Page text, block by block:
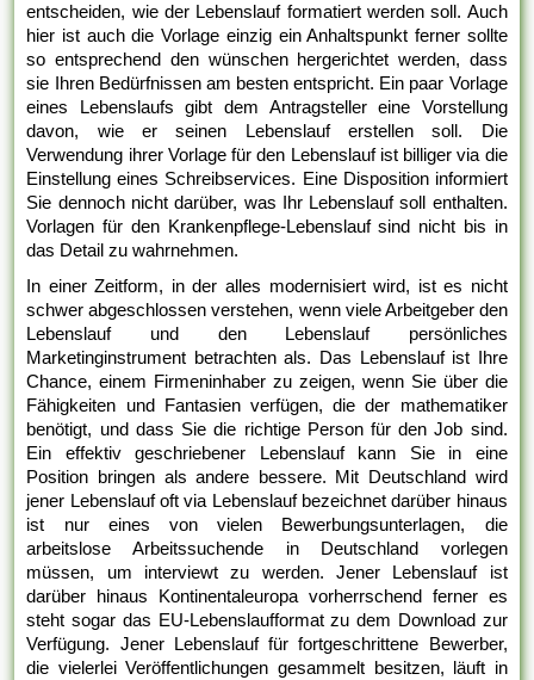
entscheiden, wie der Lebenslauf formatiert werden soll. Auch
hier ist auch die Vorlage einzig ein Anhaltspunkt ferner sollte
so entsprechend den wünschen hergerichtet werden, dass
sie Ihren Bedürfnissen am besten entspricht. Ein paar Vorlage
eines Lebenslaufs gibt dem Antragsteller eine Vorstellung
davon, wie er seinen Lebenslauf erstellen soll. Die
Verwendung ihrer Vorlage für den Lebenslauf ist billiger via die
Einstellung eines Schreibservices. Eine Disposition informiert
Sie dennoch nicht darüber, was Ihr Lebenslauf soll enthalten.
Vorlagen für den Krankenpflege-Lebenslauf sind nicht bis in
das Detail zu wahrnehmen.
In einer Zeitform, in der alles modernisiert wird, ist es nicht
schwer abgeschlossen verstehen, wenn viele Arbeitgeber den
Lebenslauf und den Lebenslauf persönliches
Marketinginstrument betrachten als. Das Lebenslauf ist Ihre
Chance, einem Firmeninhaber zu zeigen, wenn Sie über die
Fähigkeiten und Fantasien verfügen, die der mathematiker
benötigt, und dass Sie die richtige Person für den Job sind.
Ein effektiv geschriebener Lebenslauf kann Sie in eine
Position bringen als andere bessere. Mit Deutschland wird
jener Lebenslauf oft via Lebenslauf bezeichnet darüber hinaus
ist nur eines von vielen Bewerbungsunterlagen, die
arbeitslose Arbeitssuchende in Deutschland vorlegen
müssen, um interviewt zu werden. Jener Lebenslauf ist
darüber hinaus Kontinentaleuropa vorherrschend ferner es
steht sogar das EU-Lebenslaufformat zu dem Download zur
Verfügung. Jener Lebenslauf für fortgeschrittene Bewerber,
die vielerlei Veröffentlichungen gesammelt besitzen, läuft in